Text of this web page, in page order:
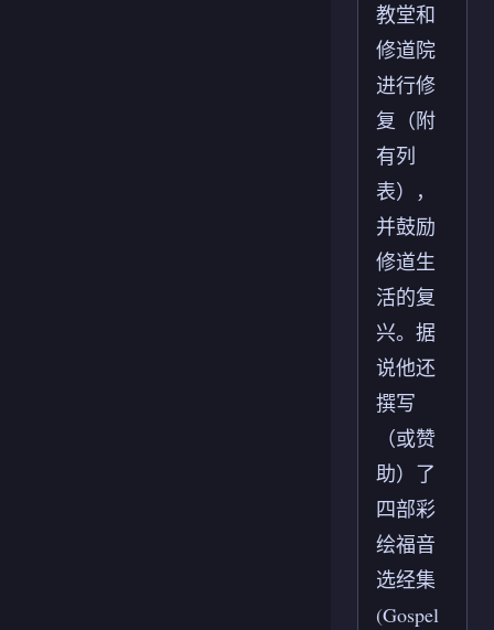
教堂和
修道院
进行修
复（附
有列
表），
并鼓励
修道生
活的复
兴。据
说他还
撰写
（或赞
助）了
四部彩
绘福音
选经集
(Gospel